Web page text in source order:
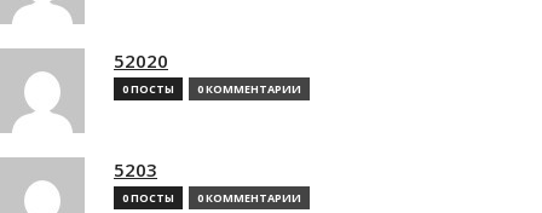
52020
0 ПОСТЫ 0 КОММЕНТАРИИ
5203
0 ПОСТЫ 0 КОММЕНТАРИИ